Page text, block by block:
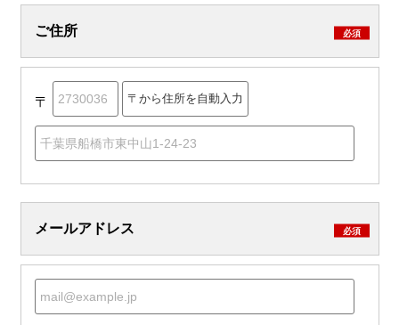
ご住所 必須
〒
メールアドレス 必須